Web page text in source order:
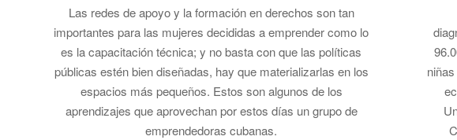
Las redes de apoyo y la formación en derechos son tan
importantes para las mujeres decididas a emprender como lo
es la capacitación técnica; y no basta con que las políticas
públicas estén bien diseñadas, hay que materializarlas en los
espacios más pequeños. Estos son algunos de los
aprendizajes que aprovechan por estos días un grupo de
emprendedoras cubanas.